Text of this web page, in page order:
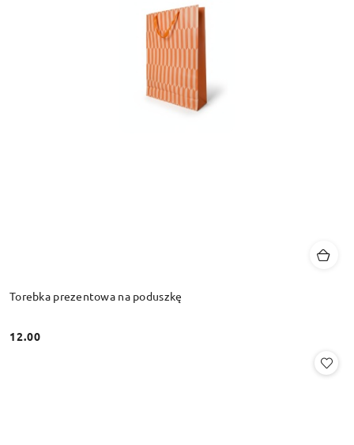
Torebka prezentowa na poduszkę
Cena:
12.00